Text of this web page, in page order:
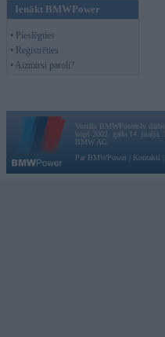
Ienākt BMWPower
• Pieslēgties
• Reģistrēties
• Aizmirsi paroli?
Vortāls BMWPower.lv
kopš 2002. gada 14. maija.
BMW AG.
Par BMWPower
Kontakti